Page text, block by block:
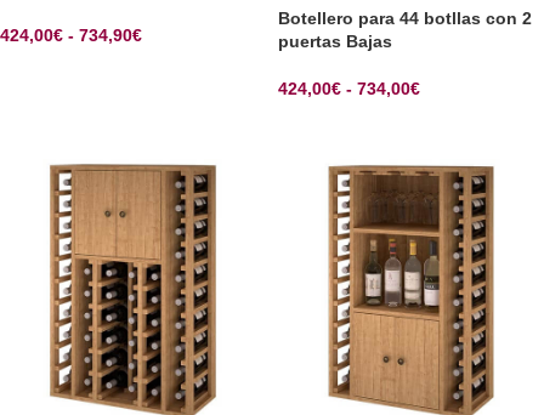
424,00€ - 734,90€
Botellero para 44 botllas con 2
puertas Bajas
424,00€ - 734,00€